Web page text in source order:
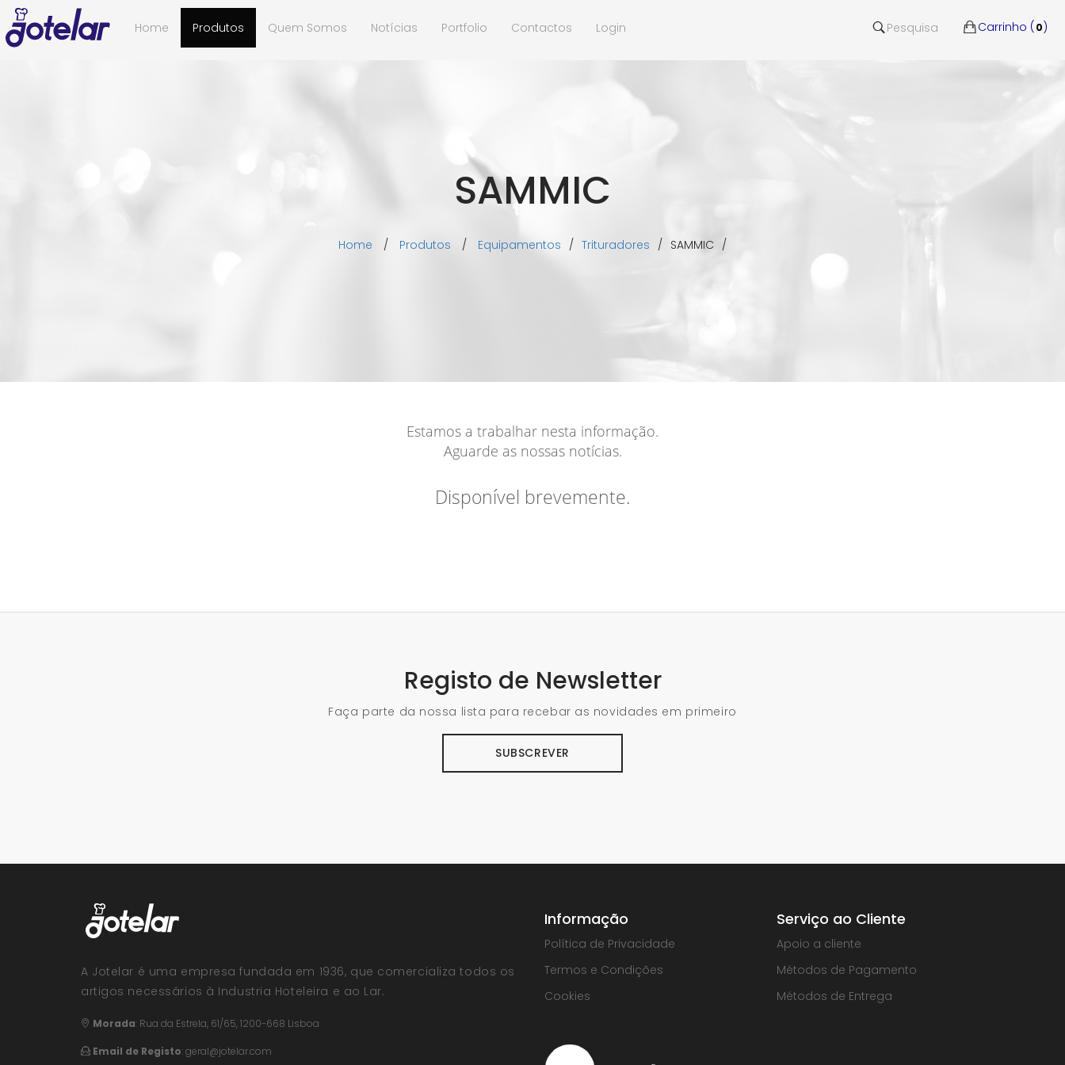
Home Produtos Quem Somos Notícias Portfolio Contactos Login Pesquisa Carrinho ( 0)
SAMMIC
Home / Produtos / Equipamentos / Trituradores / SAMMIC /
Estamos a trabalhar nesta informação.
Aguarde as nossas notícias.
Disponível brevemente.
Registo de Newsletter
Faça parte da nossa lista para recebar as novidades em primeiro
SUBSCREVER
A Jotelar é uma empresa fundada em 1936, que comercializa todos os
artigos necessários à Industria Hoteleira e ao Lar.
Morada: Rua da Estrela, 61/65, 1200-668 Lisboa
Email de Registo:geral@jotelar.com
Informação
Política de Privacidade
Termos e Condições
Cookies
Serviço ao Cliente
Apoio a cliente
Métodos de Pagamento
Métodos de Entrega